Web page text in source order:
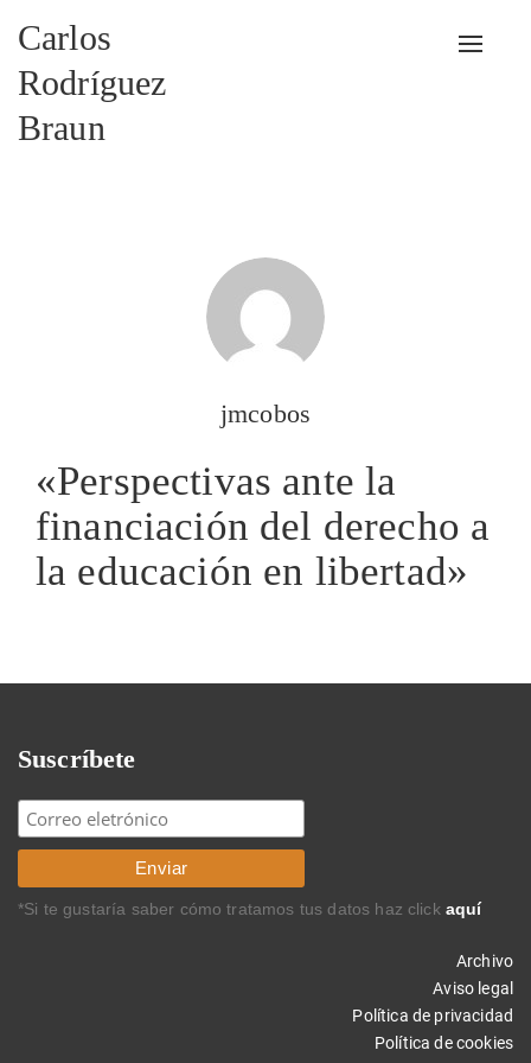
Carlos
Rodríguez
Braun
jmcobos
«Perspectivas ante la
financiación del derecho a
la educación en libertad»
Suscríbete
*Si te gustaría saber cómo tratamos tus datos haz click aquí
Archivo
Aviso legal
Política de privacidad
Política de cookies